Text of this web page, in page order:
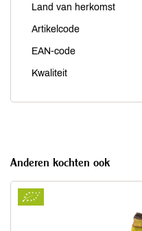
Land van herkomst
Artikelcode
EAN-code
Kwaliteit
Anderen kochten ook